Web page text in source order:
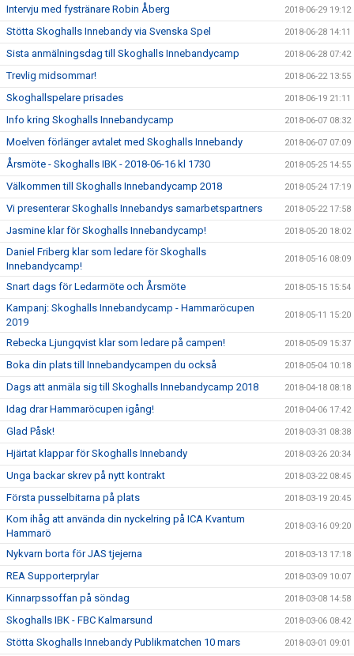
Intervju med fystränare Robin Åberg 2018-06-29 19:12
Stötta Skoghalls Innebandy via Svenska Spel 2018-06-28 14:11
Sista anmälningsdag till Skoghalls Innebandycamp 2018-06-28 07:42
Trevlig midsommar! 2018-06-22 13:55
Skoghallspelare prisades 2018-06-19 21:11
Info kring Skoghalls Innebandycamp 2018-06-07 08:32
Moelven förlänger avtalet med Skoghalls Innebandy 2018-06-07 07:09
Årsmöte - Skoghalls IBK - 2018-06-16 kl 1730 2018-05-25 14:55
Välkommen till Skoghalls Innebandycamp 2018 2018-05-24 17:19
Vi presenterar Skoghalls Innebandys samarbetspartners 2018-05-22 17:58
Jasmine klar för Skoghalls Innebandycamp! 2018-05-20 18:02
Daniel Friberg klar som ledare för Skoghalls
Innebandycamp!
2018-05-16 08:09
Snart dags för Ledarmöte och Årsmöte 2018-05-15 15:54
Kampanj: Skoghalls Innebandycamp - Hammaröcupen
2019
2018-05-11 15:20
Rebecka Ljungqvist klar som ledare på campen! 2018-05-09 15:37
Boka din plats till Innebandycampen du också 2018-05-04 10:18
Dags att anmäla sig till Skoghalls Innebandycamp 2018 2018-04-18 08:18
Idag drar Hammaröcupen igång! 2018-04-06 17:42
Glad Påsk! 2018-03-31 08:38
Hjärtat klappar för Skoghalls Innebandy 2018-03-26 20:34
Unga backar skrev på nytt kontrakt 2018-03-22 08:45
Första pusselbitarna på plats 2018-03-19 20:45
Kom ihåg att använda din nyckelring på ICA Kvantum
Hammarö
2018-03-16 09:20
Nykvarn borta för JAS tjejerna 2018-03-13 17:18
REA Supporterprylar 2018-03-09 10:07
Kinnarpssoffan på söndag 2018-03-08 14:58
Skoghalls IBK - FBC Kalmarsund 2018-03-06 08:42
Stötta Skoghalls Innebandy Publikmatchen 10 mars 2018-03-01 09:01